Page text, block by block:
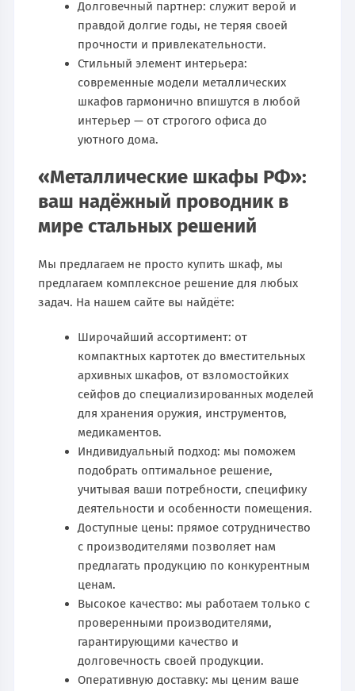
Долговечный партнер: служит верой и
правдой долгие годы, не теряя своей
прочности и привлекательности.
Стильный элемент интерьера:
современные модели металлических
шкафов гармонично впишутся в любой
интерьер — от строгого офиса до
уютного дома.
«Металлические шкафы РФ»:
ваш надёжный проводник в
мире стальных решений
Мы предлагаем не просто купить шкаф, мы
предлагаем комплексное решение для любых
задач. На нашем сайте вы найдёте:
Широчайший ассортимент: от
компактных картотек до вместительных
архивных шкафов, от взломостойких
сейфов до специализированных моделей
для хранения оружия, инструментов,
медикаментов.
Индивидуальный подход: мы поможем
подобрать оптимальное решение,
учитывая ваши потребности, специфику
деятельности и особенности помещения.
Доступные цены: прямое сотрудничество
с производителями позволяет нам
предлагать продукцию по конкурентным
ценам.
Высокое качество: мы работаем только с
проверенными производителями,
гарантирующими качество и
долговечность своей продукции.
Оперативную доставку: мы ценим ваше